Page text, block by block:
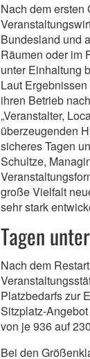
Nach dem ersten
Bundesland und
Räumen oder im
unter Einhaltung
Laut
ihren Betrieb
„Veranstalter,
überzeugenden
sicheres Tagen
Schultze,
große Vielfalt
sehr stark
Tagen
Nach dem
Platzbedarfs zur
Sitzplatz-
von je 936 auf
Bei den